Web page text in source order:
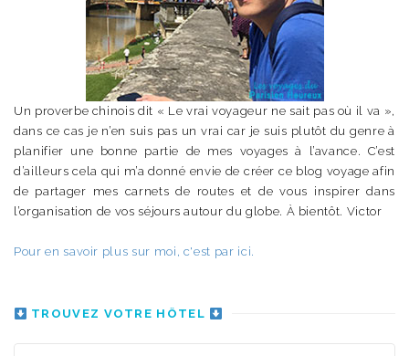
Un proverbe chinois dit « Le vrai voyageur ne sait pas où il va »,
dans ce cas je n’en suis pas un vrai car je suis plutôt du genre à
planifier une bonne partie de mes voyages à l’avance. C’est
d’ailleurs cela qui m’a donné envie de créer ce blog voyage afin
de partager mes carnets de routes et de vous inspirer dans
l’organisation de vos séjours autour du globe. À bientôt. Victor
Pour en savoir plus sur moi, c'est par ici.
TROUVEZ VOTRE HÔTEL